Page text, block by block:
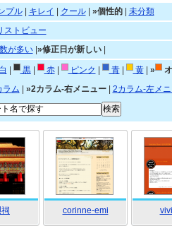
プル| キレイ クール| »個性的| 未分類
ストビュー
が多い| »修正日が新しい|
黒| 赤| ピンク 青| 黄| »
ラム »2カラム-右メニュー| 2カラム-左メ
corinne-emi